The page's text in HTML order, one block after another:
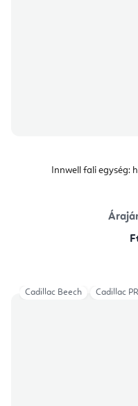
Innwell fali egység:
Cadillac Beech Cadillac